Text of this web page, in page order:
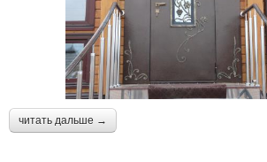
читать дальше →